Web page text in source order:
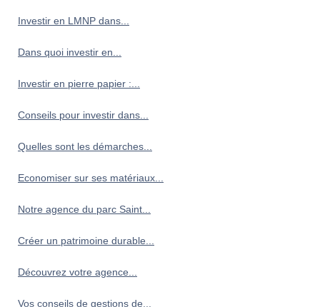
Investir en LMNP dans...
Dans quoi investir en...
Investir en pierre papier :...
Conseils pour investir dans...
Quelles sont les démarches...
Economiser sur ses matériaux...
Notre agence du parc Saint...
Créer un patrimoine durable...
Découvrez votre agence...
Vos conseils de gestions de...